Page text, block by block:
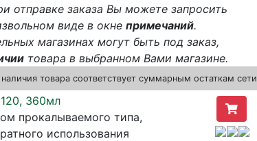
отправке заказа Вы можете запросить
виде в окне примечаний.
магазинах могут быть под заказ,
товара в выбранном Вами магазине.
товара соответствует суммарным остаткам сети
360мл
прокалываемого типа,
использования